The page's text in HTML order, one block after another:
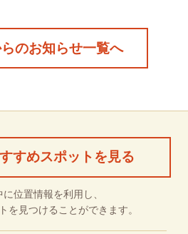
のお知らせ一覧へ
すめスポットを見る
位置情報を利用し、
を見つけることができます。